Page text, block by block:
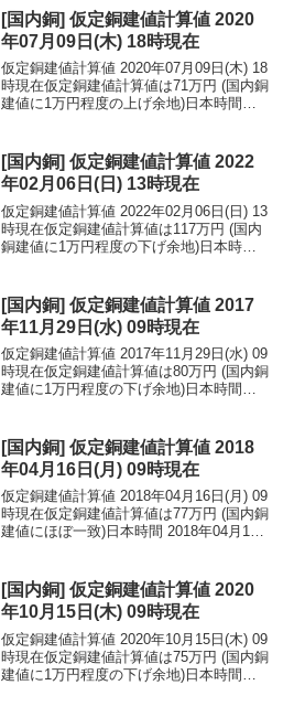
民元：...
[国内銅] 仮定銅建値計算値 2020
年07月09日(木) 18時現在
仮定銅建値計算値 2020年07月09日(木) 18
時現在仮定銅建値計算値は71万円 (国内銅
建値に1万円程度の上げ余地)日本時間
民元：1...
[国内銅] 仮定銅建値計算値 2022
年02月06日(日) 13時現在
仮定銅建値計算値 2022年02月06日(日) 13
時現在仮定銅建値計算値は117万円 (国内
銅建値に1万円程度の下げ余地)日本時間
民元：...
[国内銅] 仮定銅建値計算値 2017
年11月29日(水) 09時現在
仮定銅建値計算値 2017年11月29日(水) 09
時現在仮定銅建値計算値は80万円 (国内銅
建値に1万円程度の下げ余地)日本時間
民元：1...
[国内銅] 仮定銅建値計算値 2018
年04月16日(月) 09時現在
仮定銅建値計算値 2018年04月16日(月) 09
時現在仮定銅建値計算値は77万円 (国内銅
建値にほぼ一致)日本時間 2018年04月16
円...
[国内銅] 仮定銅建値計算値 2020
年10月15日(木) 09時現在
仮定銅建値計算値 2020年10月15日(木) 09
時現在仮定銅建値計算値は75万円 (国内銅
建値に1万円程度の下げ余地)日本時間